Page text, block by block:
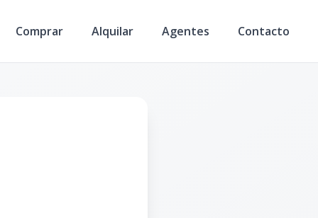
Comprar Alquilar Agentes Contacto